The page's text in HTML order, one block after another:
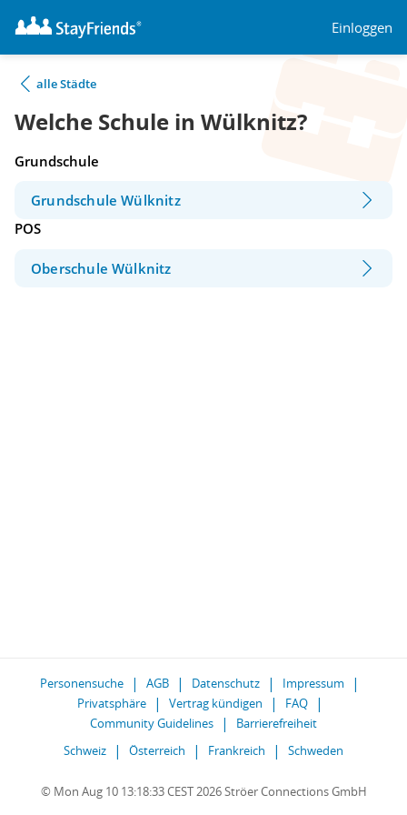
Einloggen
alle Städte
Welche Schule in Wülknitz?
Grundschule
Grundschule Wülknitz
POS
Oberschule Wülknitz
Personensuche AGB Datenschutz
Impressum
Privatsphäre
Vertrag kündigen
FAQ
Community Guidelines
Barrierefreiheit
Schweiz
Österreich Frankreich Schweden
© Mon Aug 10 13:18:33 CEST 2026 Ströer Connections GmbH